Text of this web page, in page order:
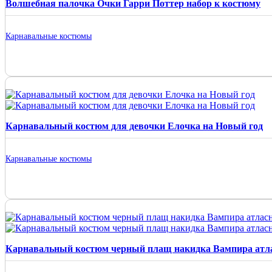
Волшебная палочка Очки Гарри Поттер набор к костюму
Карнавальные костюмы
Карнавальный костюм для девочки Елочка на Новый год
Карнавальные костюмы
Карнавальный костюм черный плащ накидка Вампира